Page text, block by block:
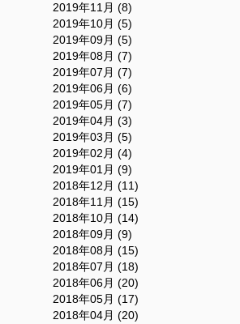
2019年11月 (8)
2019年10月 (5)
2019年09月 (5)
2019年08月 (7)
2019年07月 (7)
2019年06月 (6)
2019年05月 (7)
2019年04月 (3)
2019年03月 (5)
2019年02月 (4)
2019年01月 (9)
2018年12月 (11)
2018年11月 (15)
2018年10月 (14)
2018年09月 (9)
2018年08月 (15)
2018年07月 (18)
2018年06月 (20)
2018年05月 (17)
2018年04月 (20)